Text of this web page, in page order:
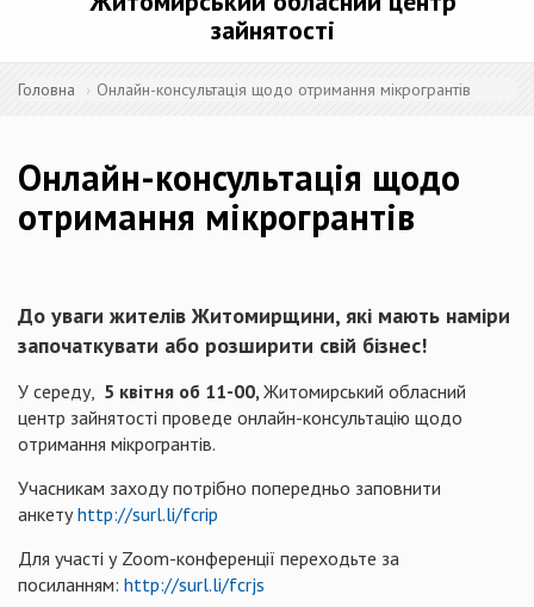
зайнятості
Головна Онлайн-консультація щодо отримання мікрогрантів
Онлайн-консультація щодо
отримання мікрогрантів
До уваги жителів Житомирщини, які мають наміри
започаткувати або розширити свій бізнес!
У середу, 5 квітня об 11-00, Житомирський обласний
центр зайнятості проведе онлайн-консультацію щодо
отримання мікрогрантів.
Учасникам заходу потрібно попередньо заповнити
анкетуhttp://surl.li/fcrip
Для участі у Zoom-конференції переходьте за
посиланням: http://surl.li/fcrjs